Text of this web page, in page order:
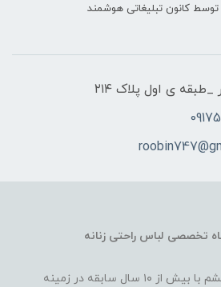
کانون تبلیغاتی هوشمند
ی اول پلاک ۲۱۴
تخصصی لباس راحتی زنانه
فروشگاه اینترنتی اسکای قشم با بیش از ۱۰ سال سابقه در زمینه